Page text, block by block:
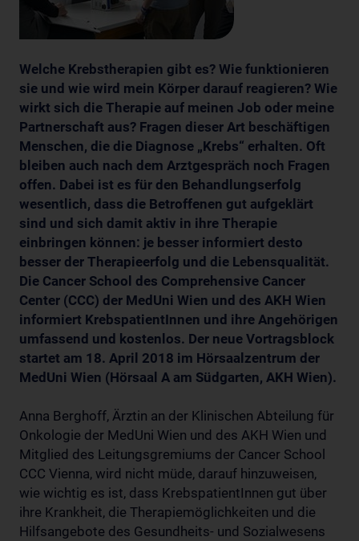
Welche Krebstherapien gibt es? Wie funktionieren
sie und wie wird mein Körper darauf reagieren? Wie
wirkt sich die Therapie auf meinen Job oder meine
Partnerschaft aus? Fragen dieser Art beschäftigen
Menschen, die die Diagnose „Krebs“ erhalten. Oft
bleiben auch nach dem Arztgespräch noch Fragen
offen. Dabei ist es für den Behandlungserfolg
wesentlich, dass die Betroffenen gut aufgeklärt
sind und sich damit aktiv in ihre Therapie
einbringen können: je besser informiert desto
besser der Therapieerfolg und die Lebensqualität.
Die Cancer School des Comprehensive Cancer
Center (CCC) der MedUni Wien und des AKH Wien
informiert KrebspatientInnen und ihre Angehörigen
umfassend und kostenlos. Der neue Vortragsblock
startet am 18. April 2018 im Hörsaalzentrum der
MedUni Wien (Hörsaal A am Südgarten, AKH Wien).
Anna Berghoff, Ärztin an der Klinischen Abteilung für
Onkologie der MedUni Wien und des AKH Wien und
Mitglied des Leitungsgremiums der Cancer School
CCC Vienna, wird nicht müde, darauf hinzuweisen,
wie wichtig es ist, dass KrebspatientInnen gut über
ihre Krankheit, die Therapiemöglichkeiten und die
Hilfsangebote des Gesundheits- und Sozialwesens